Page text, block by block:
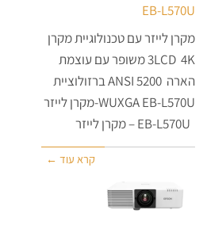
EB-L570U
מקרן לייזר עם טכנולוגיית מקרן
3LCD 4K משופר עם עוצמת
הארה ANSI 5200 ברזולוציית
WUXGA EB-L570U-מקרן לייזר
קרא עוד ←